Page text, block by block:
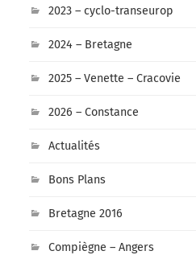
2023 – cyclo-transeurop
2024 – Bretagne
2025 – Venette – Cracovie
2026 – Constance
Actualités
Bons Plans
Bretagne 2016
Compiègne – Angers